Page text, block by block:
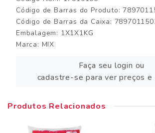
Código de Barras do Produto:
Código de Barras da Caixa:
Embalagem: 1X1X1KG
Marca: MIX
Faça seu login ou
cadastre-se para ver preços e
Produtos Relacionados